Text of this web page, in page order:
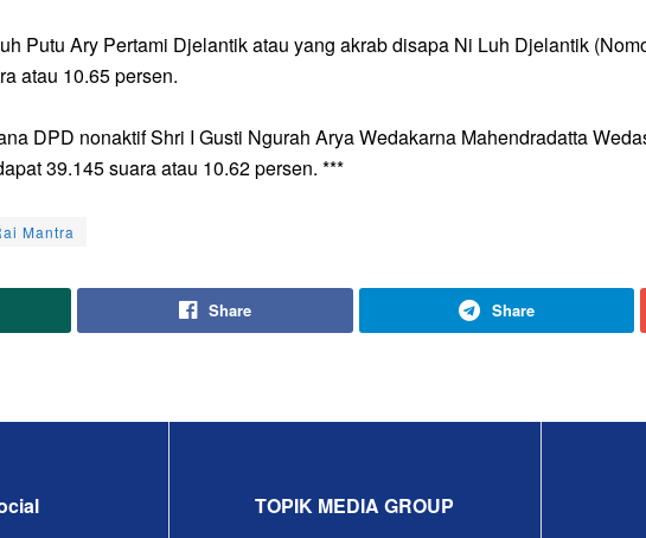
Putu Ary Pertami Djelantik atau yang akrab disapa Ni Luh Djelantik
atau 10.65 persen.
DPD nonaktif Shri I Gusti Ngurah Arya Wedakarna Mahendradatta
39.145 suara atau 10.62 persen. ***
Mantra
Share Share
TOPIK MEDIA GROUP